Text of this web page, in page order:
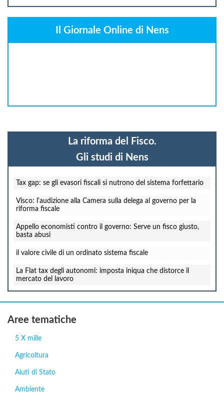
Il Giornale Online di Nens
La riforma del Fisco.
Gli studi di Nens
Tax gap: se gli evasori fiscali si nutrono del sistema forfettario
Visco: l'audizione alla Camera sulla delega al governo per la
riforma fiscale
Appello economisti contro il governo: Serve un fisco giusto,
basta abusi
il valore civile di un ordinato sistema fiscale
La Flat tax degli autonomi: imposta iniqua che distorce il
mercato del lavoro
Aree tematiche
5 X mille
Agricoltura
Aiuti di Stato
Ambiente